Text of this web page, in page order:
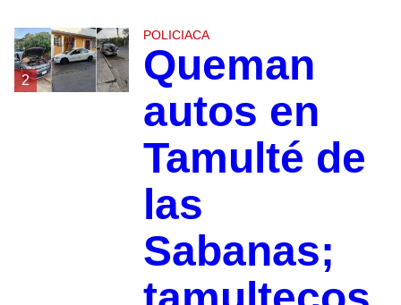
2
POLICIACA
Queman
autos en
Tamulté de
las
Sabanas;